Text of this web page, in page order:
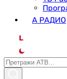
А РАДИО
L